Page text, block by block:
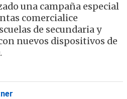
una campaña especial
comercialice
de secundaria y
nuevos dispositivos de